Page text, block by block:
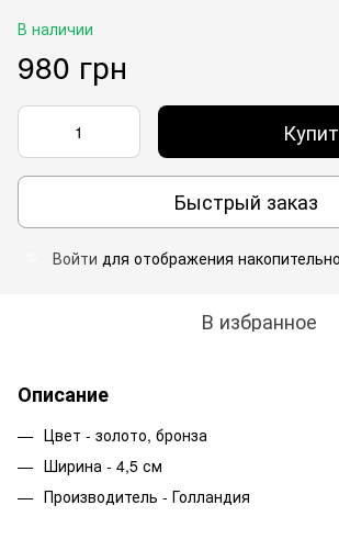
В наличии
980 грн
Быстрый заказ
Войти для отображения
В избранное
Описание
Цвет - золото, бронза
Ширина - 4,5 см
Производитель - Голландия